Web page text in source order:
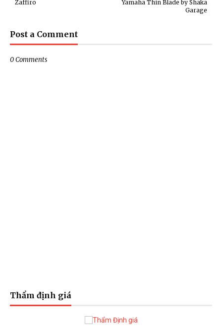
Yamaha Thin Blade by Shaka
Garage
Zaffiro
Post a Comment
0 Comments
Thẩm định giá